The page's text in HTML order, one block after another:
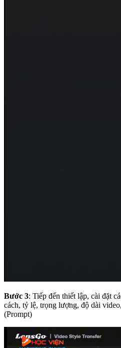
Bước 3: Tiếp đến thiết lập, cài đặt
cách, tỷ lệ, trọng lượng, độ dài
(Prompt)